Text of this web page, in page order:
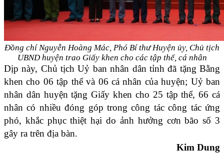
Đồng chí Nguyễn Hoàng Mác, Phó Bí thư Huyện ủy, Chủ tịch
UBND huyện trao Giấy khen cho các tập thế, cá nhân
Dịp này, Chủ tịch Uỷ ban nhân dân tỉnh đã tặng Bằng
khen cho 06 tập thể và 06 cá nhân của huyện; Uỷ ban
nhân dân huyện tặng Giấy khen cho 25 tập thể, 66 cá
nhân có nhiều đóng góp trong công tác công tác ứng
phó, khắc phục thiệt hại do ảnh hưởng cơn bão số 3
gây ra trên địa bàn.
Kim Dung